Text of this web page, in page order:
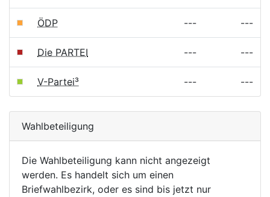
ÖDP --- ---
Die PARTEI --- ---
V-Partei³ --- ---
Wahlbeteiligung
Die Wahlbeteiligung kann nicht angezeigt
werden. Es handelt sich um einen
Briefwahlbezirk, oder es sind bis jetzt nur